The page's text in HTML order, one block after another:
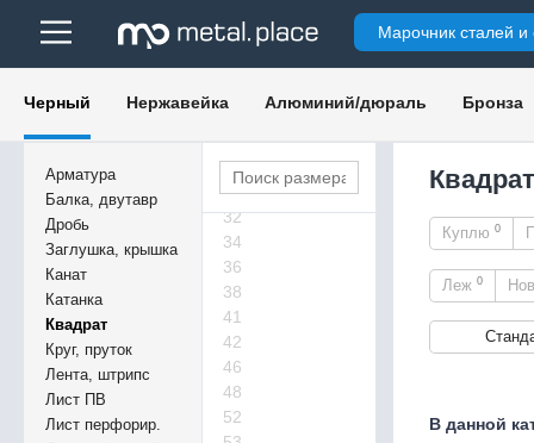
Марочник сталей и
Черный Нержавейка Алюминий/дюраль Бронза
Арматура
Балка, двутавр
Дробь
Заглушка, крышка
Канат
Катанка
Квадрат
Круг, пруток
Лента, штрипс
Лист ПВ
Лист перфорир.
21
23
27
28
29
32
34
36
38
41
42
46
48
52
Куплю 0
Леж 0
В данной